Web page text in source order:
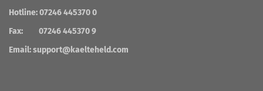
Hotline: 07246 445370 0
Fax: 07246 445370 9
Email:support@kaelteheld.com